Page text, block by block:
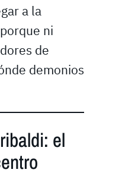
a la
ni
de
demonios
el